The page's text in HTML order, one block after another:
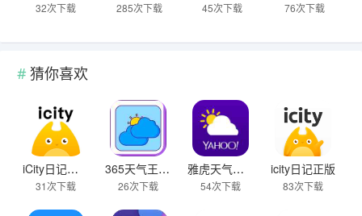
32次下载 285次下载 45次下载 76次下载
猜你喜欢
iCity日记安卓正版
31次下载
365天气王手机版
26次下载
雅虎天气安卓版
54次下载
icity日记正版
83次下载